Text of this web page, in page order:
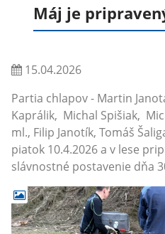
Máj je
15.04.2026
Partia chlapov - Martin
Kaprálik, Michal Spišiak,
ml., Filip Janotík, Tomáš
piatok 10.4.2026 a v lese
slávnostné postavenie dňa